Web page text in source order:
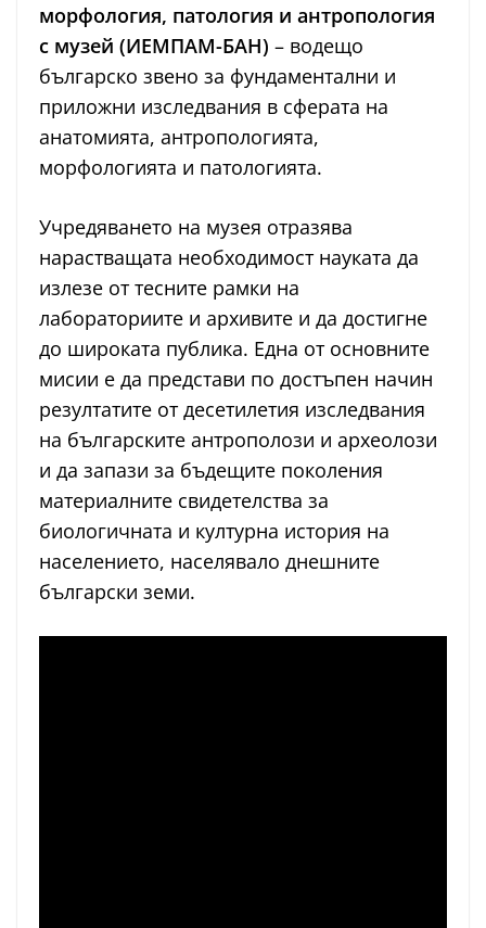
морфология, патология и антропология
с музей (ИЕМПАМ-БАН) – водещо
българско звено за фундаментални и
приложни изследвания в сферата на
анатомията, антропологията,
морфологията и патологията.
Учредяването на музея отразява
нарастващата необходимост науката да
излезе от тесните рамки на
лабораториите и архивите и да достигне
до широката публика. Една от основните
мисии е да представи по достъпен начин
резултатите от десетилетия изследвания
на българските антрополози и археолози
и да запази за бъдещите поколения
материалните свидетелства за
биологичната и културна история на
населението, населявало днешните
български земи.